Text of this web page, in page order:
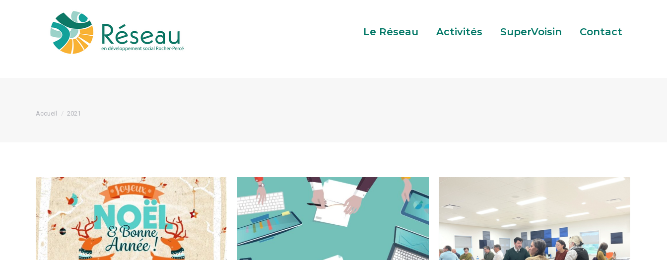
Le Réseau Activités SuperVoisin Contact
Accueil 2021